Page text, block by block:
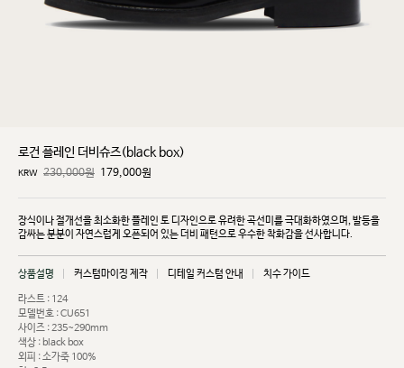
로건 플레인 더비슈즈(black box)
KRW 230,000원 179,000원
장식이나 절개선을 최소화한 플레인 토 디자인으로 유려한 곡선미를 극대화하였으며, 발등을
감싸는분분이 자연스럽게 오픈되어 있는 더비 패턴으로 우수한 착화감을 선사합니다.
상품설명 커스텀마이징 제작 디테일 커스텀 안내 치수 가이드
라스트 : 124
모델번호 : CU651
사이즈 : 235~290mm
색상 : black box
외피 : 소가죽 100%